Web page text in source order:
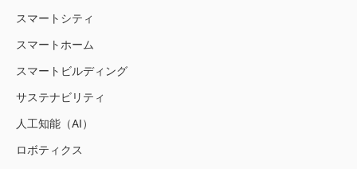
スマートシティ
スマートホーム
スマートビルディング
サステナビリティ
人工知能（AI）
ロボティクス